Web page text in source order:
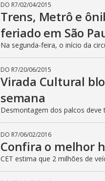
DO R7/02/04/2015
Trens, Metrô e
feriado em São
Na segunda-feira, o início da
DO R7/20/06/2015
Virada Cultural
semana
Desmontagem dos palcos deve
DO R7/06/02/2016
Confira o melhor
CET estima que 2 milhões de